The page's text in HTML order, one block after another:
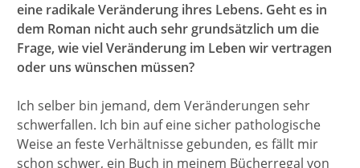
eine radikale Veränderung ihres Lebens. Geht es in
dem Roman nicht auch sehr grundsätzlich um die
Frage, wie viel Veränderung im Leben wir vertragen
oder uns wünschen müssen?
Ich selber bin jemand, dem Veränderungen sehr
schwerfallen. Ich bin auf eine sicher pathologische
Weise an feste Verhältnisse gebunden, es fällt mir
schon schwer, ein Buch in meinem Bücherregal von